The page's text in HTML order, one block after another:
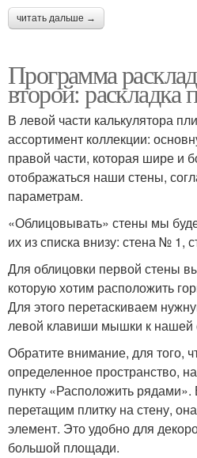
читать дальше →
Программа
второй: раскладка
В левой части калькулятора
ассортимент коллекции:
правой части, которая шире и
отображаться наши стены,
параметрам.
«Облицовывать» стены мы
их из списка внизу: стена № 1,
Для облицовки первой стены
которую хотим расположить
Для этого перетаскиваем
левой клавиши мышки к нашей
Обратите внимание, для того,
определенное пространство,
пункту «Расположить
перетащим плитку на стену,
элемент. Это удобно для
большой площади.